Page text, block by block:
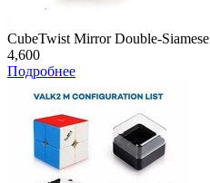
CubeTwist Mirror Double-Siamese
4,600
Подробнее